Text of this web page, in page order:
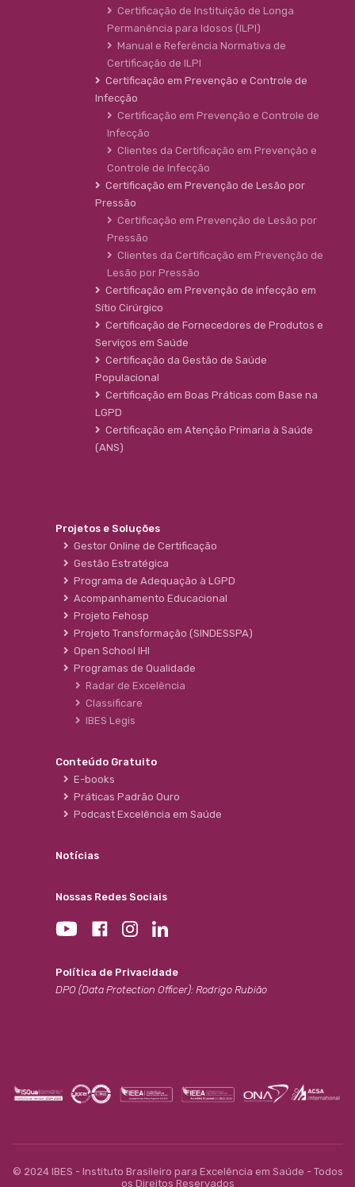
Certificação de Instituição de Longa
Permanência para Idosos (ILPI)
Manual e Referência Normativa de
Certificação de ILPI
Certificação em Prevenção e Controle de
Infecção
Certificação em Prevenção e Controle de
Infecção
Clientes da Certificação em Prevenção e
Controle de Infecção
Certificação em Prevenção de Lesão por
Pressão
Certificação em Prevenção de Lesão por
Pressão
Clientes da Certificação em Prevenção de
Lesão por Pressão
Certificação em Prevenção de infecção em
Sítio Cirúrgico
Certificação de Fornecedores de Produtos e
Serviços em Saúde
Certificação da Gestão de Saúde
Populacional
Certificação em Boas Práticas com Base na
LGPD
Certificação em Atenção Primaria à Saúde
(ANS)
Projetos e Soluções
Gestor Online de Certificação
Gestão Estratégica
Programa de Adequação à LGPD
Acompanhamento Educacional
Projeto Fehosp
Projeto Transformação (SINDESSPA)
Open School IHI
Programas de Qualidade
Radar de Excelência
Classificare
IBES Legis
Conteúdo Gratuito
E-books
Práticas Padrão Ouro
Podcast Excelência em Saúde
Notícias
Nossas Redes Sociais
Política de Privacidade
DPO (Data Protection Officer): Rodrigo Rubião
© 2024 IBES - Instituto Brasileiro para Excelência em Saúde - Todos
os Direitos Reservados